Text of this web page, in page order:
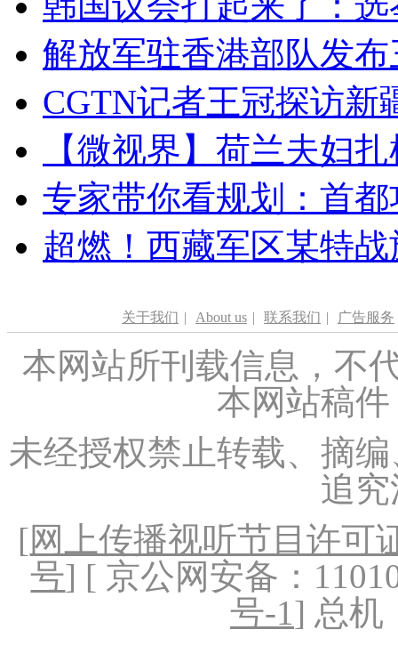
解放军驻香港部队发
CGTN记者王冠探访新
【微视界】荷兰夫妇
专家带你看规划：首
超燃！西藏军区某特
关于我们 | About us | 联系我们 | 广告服务
本网站所刊载信息，不
本网站稿
未经授权禁止转载、摘
追
[网上传播视听节目许可
号] [ 京公网安备：
号-1] 总机